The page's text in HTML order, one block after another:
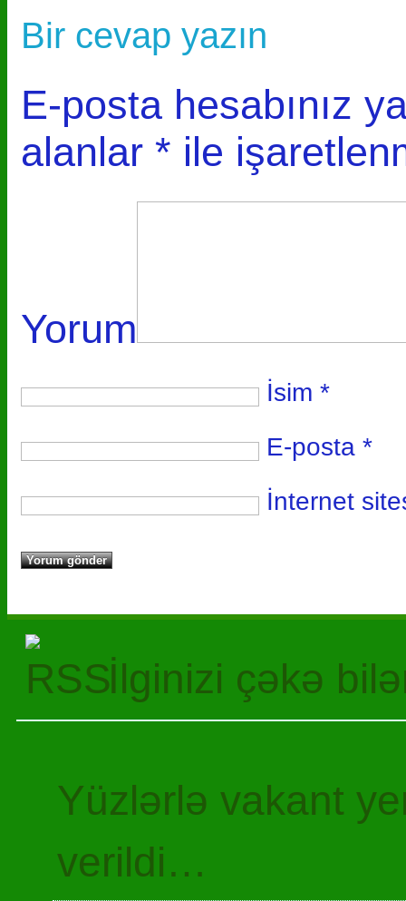
Bir cevap yazın
E-posta hesabınız
alanlar * ile
Yorum
İsim *
E-posta *
İnternet
İlginizi çəkə
Yüzlərlə vakant
verildi…